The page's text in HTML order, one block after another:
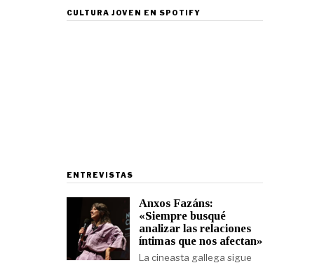
CULTURA JOVEN EN SPOTIFY
ENTREVISTAS
Anxos Fazáns:
«Siempre busqué
analizar las relaciones
íntimas que nos afectan»
La cineasta gallega sigue